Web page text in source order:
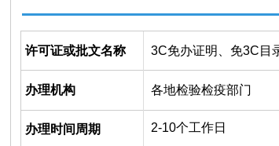
各地检验检疫部门
2-10个工作日
3C免办证明、免3C目
办理机构
办理时间周期
许可证或批文名称